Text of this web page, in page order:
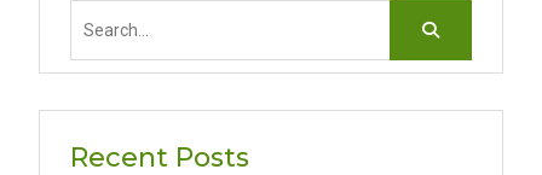
Recent Posts